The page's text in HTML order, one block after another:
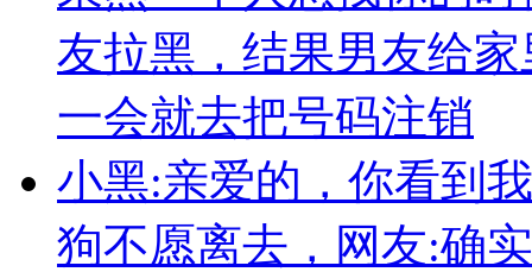
友拉黑，结果男友给
一会就去把号码注销
小黑:亲爱的，你看到
狗不愿离去，网友:确